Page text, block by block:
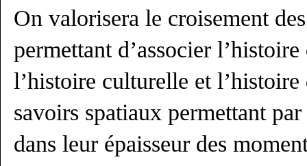
On valorisera le croisement
permettant d’associer
l’histoire culturelle et l’histoire
savoirs spatiaux permettant
dans leur épaisseur des